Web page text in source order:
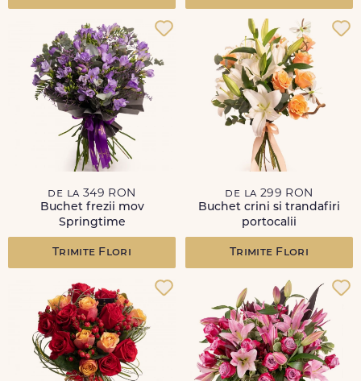
de la 349 RON
Buchet frezii mov
Springtime
Trimite Flori
de la 299 RON
Buchet crini si trandafiri
portocalii
Trimite Flori